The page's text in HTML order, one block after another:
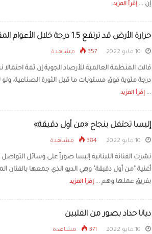
إنّ ... إقرأ المزيد
حرارة الأرض قد ترتفع 1.5 درجة خلال الأعوام المقبلة
357 مشاهدة
... إقرأ المزيد
إليسا تحتفل بنجاح «من أول دقيقة»
384 مشاهدة
نشرت الفنانة اللبنانية ​إليسا​ صوراً على وسائل
أغنية "​من أول دقيقة​" وهي الديو الذي جمعها
بفريق عملها وهم ... إقرأ المزيد
ديانا حداد بصور من الفلبين
371 مشاهدة